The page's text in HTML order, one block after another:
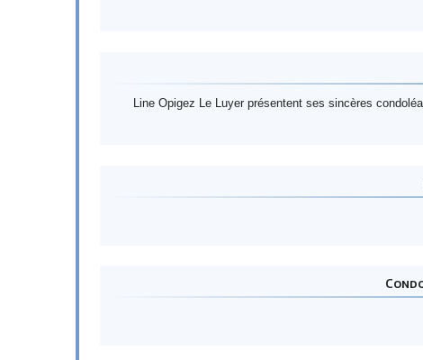
Line Opigez Le Luyer présentent ses sincères